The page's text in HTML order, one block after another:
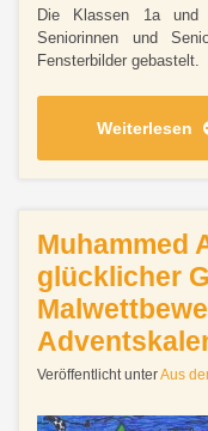
Die Klassen 1a
Seniorinnen und
Fensterbilder gebastelt.
Weiterlesen
Muhammed
glücklicher
Veröffentlicht unterAus